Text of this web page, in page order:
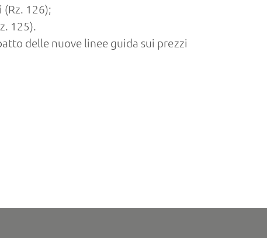
126);
125).
delle nuove linee guida sui prezzi